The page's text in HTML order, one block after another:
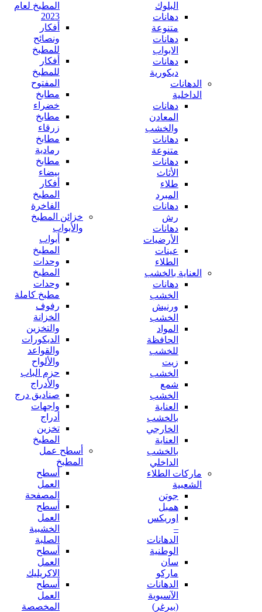
البلوك
دهانات
متنوعة
دهانات
الابواب
دهانات
ديكورية
الدهانات
الداخلية
دهانات
المعادن
والخشب
دهانات
متنوعة
دهانات
الأثاث
طلاء
المبرد
دهانات
رش
دهانات
الأرضيات
عينات
الطلاء
العناية بالخشب
دهانات
الخشب
ورنيش
الخشب
المواد
الحافظة
للخشب
زيت
الخشب
شمع
الخشب
العناية
بالخشب
الخارجي
العناية
بالخشب
الداخلي
ماركات الطلاء
الشعبية
جوتن
همبل
اوريكس
–
الدهانات
الوطنية
سان
ماركو
الدهانات
الآسيوية
(بيرغر)
المطبخ لعام
2023
أفكار
ونصائح
للمطبخ
أفكار
للمطبخ
المفتوح
مطابخ
خضراء
مطابخ
زرقاء
مطابخ
رمادية
مطابخ
بيضاء
أفكار
المطبخ
الفاخرة
خزائن المطبخ
والأبواب
أبواب
المطبخ
وحدات
المطبخ
وحدات
مطبخ كاملة
رفوف
الخزانة
والتخزين
الديكورات
والقواعد
والألواح
حزم الباب
والأدراج
صناديق درج
واجهات
أدراج
تخزين
المطبخ
أسطح عمل
المطبخ
أسطح
العمل
المصفحة
أسطح
العمل
الخشبية
الصلبة
أسطح
العمل
الاكريليك
أسطح
العمل
المخصصة